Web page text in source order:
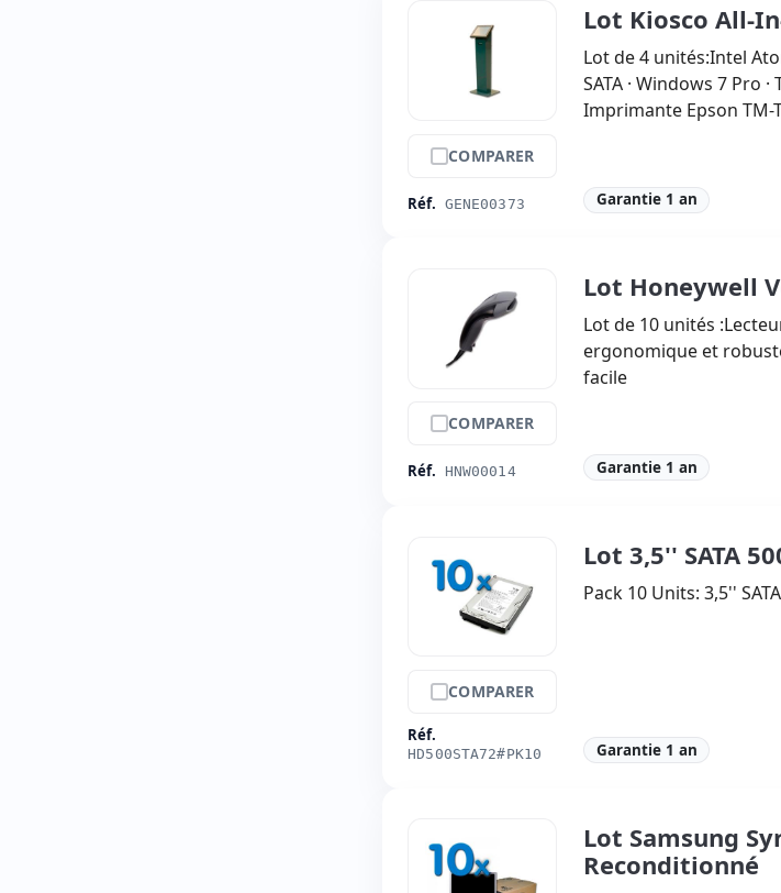
COMPARER
Réf. GENE00373
Lot Kiosco All-
Lot de 4 unités:Intel
SATA · Windows 7 Pro
Imprimante Epson TM-
Garantie 1 an
COMPARER
Réf. HNW00014
Lot Honeywell
Lot de 10 unités
ergonomique et
facile
Garantie 1 an
COMPARER
Réf.
HD500STA72#PK10
Lot 3,5'' SATA
Pack 10 Units: 3,5''
Garantie 1 an
Lot Samsung
Reconditionné